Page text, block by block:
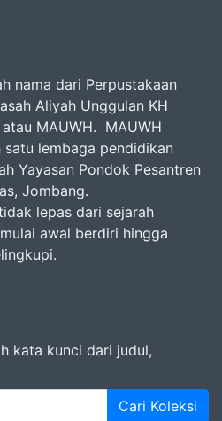
nama dari Perpustakaan
Aliyah Unggulan KH
MAUWH. MAUWH
lembaga pendidikan
Yayasan Pondok Pesantren
Jombang.
lepas dari sejarah
awal berdiri hingga
kata kunci dari judul,
Cari Koleksi